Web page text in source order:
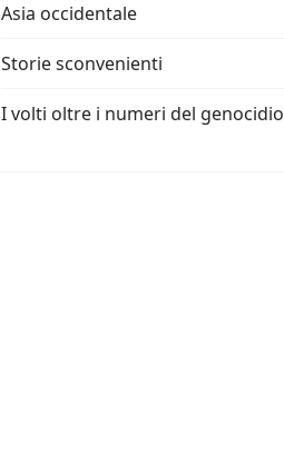
Asia occidentale
Storie sconvenienti
I volti oltre i numeri del genocidio